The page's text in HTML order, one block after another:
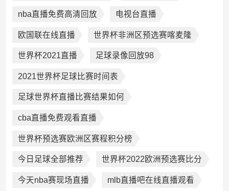
nba直播免费高清回放 电视台直播
欧国联在线直播 世界杯非洲区预选赛喀麦隆
世界杯2021直播 足球录像回放98
2021世界杯足球比赛时间表
足球世界杯直播比赛结果如何
cba直播免费观看直播
世界杯预选赛欧洲区赛程积分榜
今日足球全部推荐 世界杯2022欧洲预选赛比分
今天nba赛现场直播 mlb直播吧在线直播观看